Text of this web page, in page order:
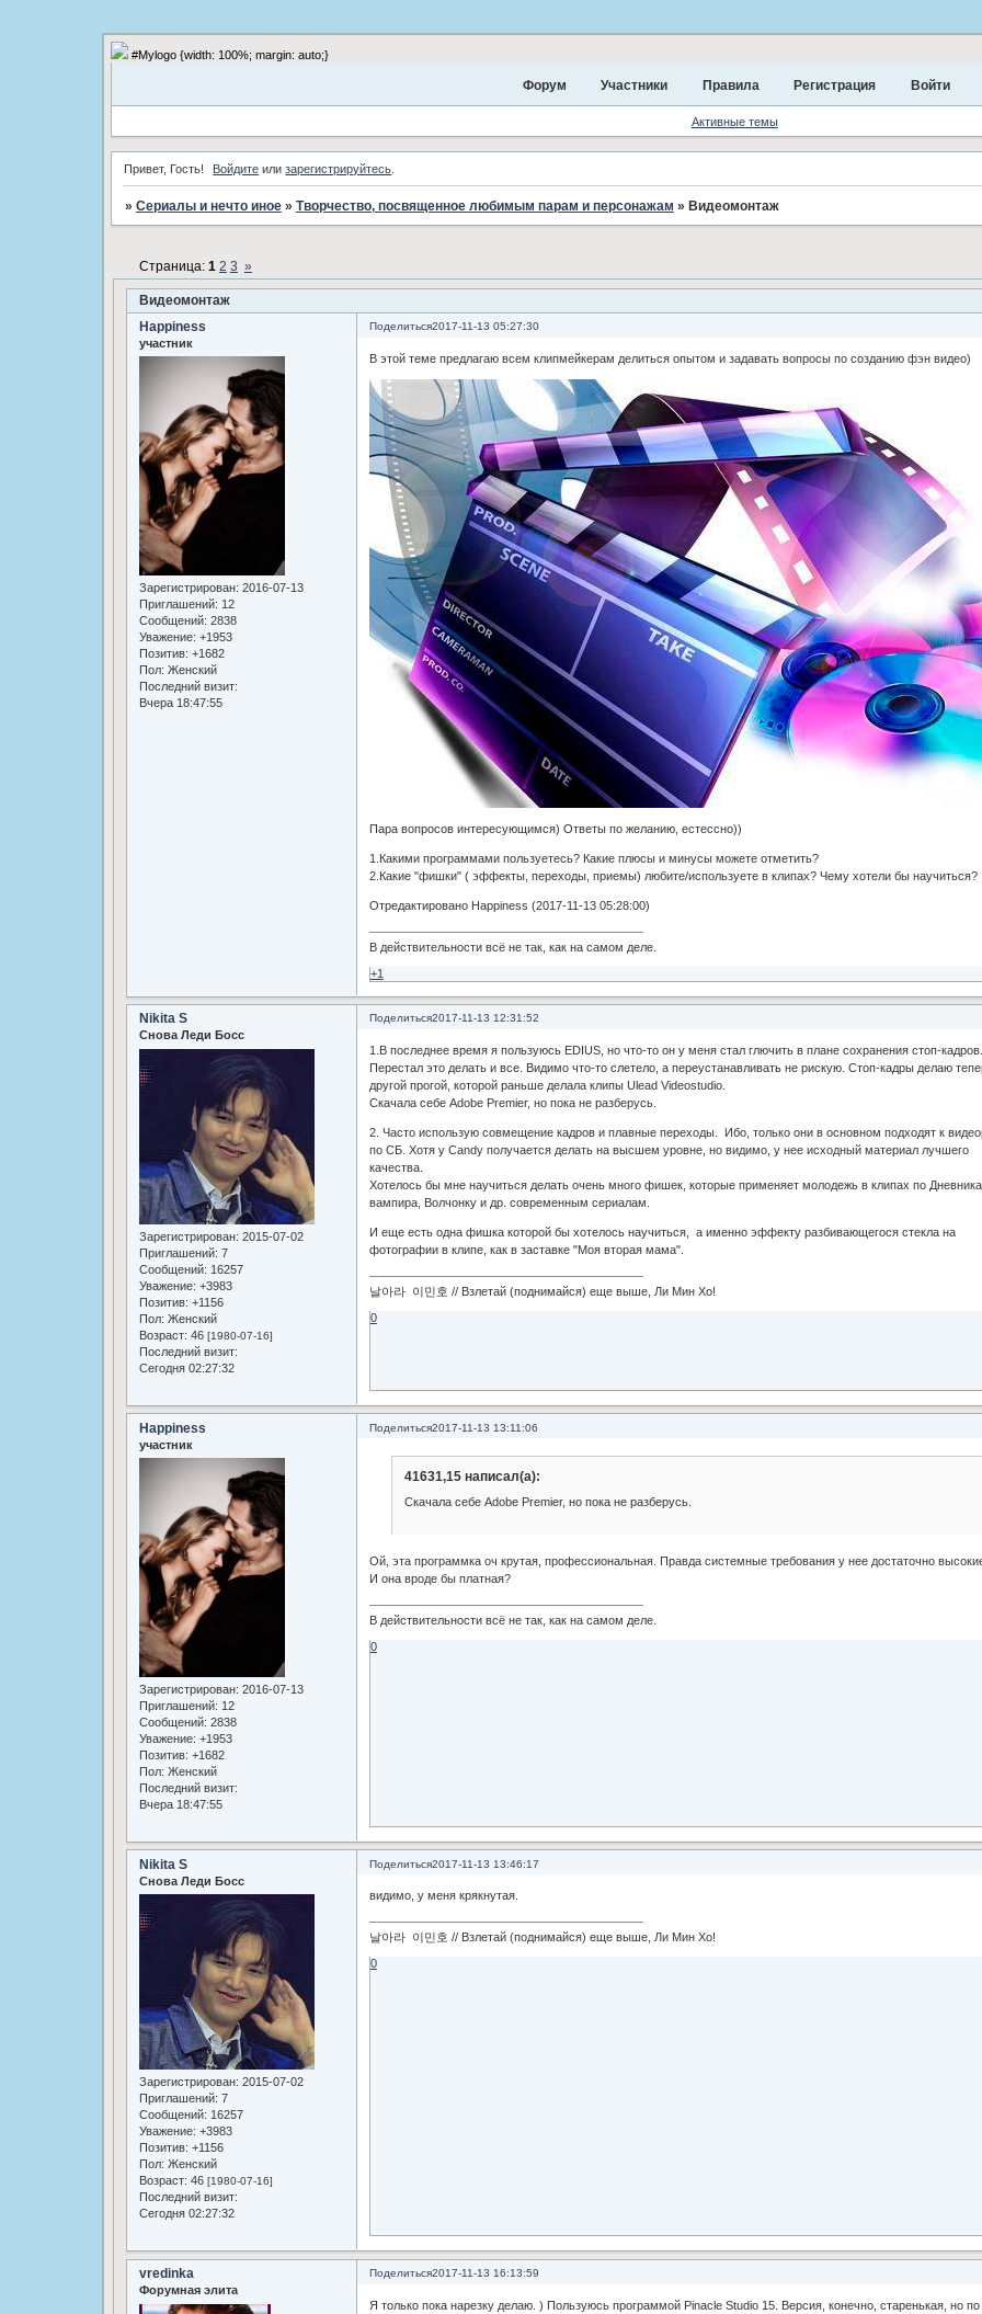
#Mylogo {width: 100%; margin: auto;}
Форум Участники Правила Регистрация Войти
Активные темы
Привет, Гость! Войдите илизарегистрируйтесь
» Сериалы и нечто иное » Творчество, посвященное любимым парам и персонажам » Видеомонтаж
Видеомонтаж
Страница: 1 2 3 »
Поделиться2017-11-13 05:27:30
Happiness
участник
Зарегистрирован: 2016-07-13
Приглашений: 12
Сообщений: 2838
Уважение: +1953
Позитив: +1682
Пол: Женский
Последний визит:
Вчера 18:47:55
В этой теме предлагаю всем клипмейкерам делиться опытом и задавать вопросы по созданию фэн видео)
Пара вопросов интересующимся) Ответы по желанию, естессно))
1.Какими программами пользуетесь? Какие плюсы и минусы можете отметить?
2.Какие "фишки" ( эффекты, переходы, приемы) любите/используете в клипах? Чему хотели бы научиться?
Отредактировано Happiness (2017-11-13 05:28:00)
В действительности всё не так, как на самом деле.
+1
Поделиться2017-11-13 12:31:52
Nikita S
Снова Леди Босс
Зарегистрирован: 2015-07-02
Приглашений: 7
Сообщений: 16257
Уважение: +3983
Позитив: +1156
Пол: Женский
Возраст: 46 [1980-07-16]
Последний визит:
Сегодня 02:27:32
1.В последнее время я пользуюсь EDIUS, но что-то он у меня стал глючить в плане сохранения стоп-кадров.
Перестал это делать и все. Видимо что-то слетело, а переустанавливать не рискую. Стоп-кадры делаю
другой прогой, которой раньше делала клипы Ulead Videostudio.
Скачала себе Adobe Premier, но пока не разберусь.
2. Часто использую совмещение кадров и плавные переходы. Ибо, только они в основном подходят к
по СБ. Хотя у Candy получается делать на высшем уровне, но видимо, у нее исходный материал лучшего
качества.
Хотелось бы мне научиться делать очень много фишек, которые применяет молодежь в клипах по
вампира, Волчонку и др. современным сериалам.
И еще есть одна фишка которой бы хотелось научиться, а именно эффекту разбивающегося стекла на
фотографии в клипе, как в заставке "Моя вторая мама".
날아라 이민호 // Взлетай (поднимайся) еще выше, Ли Мин Хо!
0
Поделиться2017-11-13 13:11:06
Happiness
участник
Зарегистрирован: 2016-07-13
Приглашений: 12
Сообщений: 2838
Уважение: +1953
Позитив: +1682
Пол: Женский
Последний визит:
Вчера 18:47:55
41631,15 написал(а):
Скачала себе Adobe Premier, но пока не разберусь.
Ой, эта программка оч крутая, профессиональная. Правда системные требования у нее достаточно
И она вроде бы платная?
В действительности всё не так, как на самом деле.
0
Поделиться2017-11-13 13:46:17
Nikita S
Снова Леди Босс
Зарегистрирован: 2015-07-02
Приглашений: 7
Сообщений: 16257
Уважение: +3983
Позитив: +1156
Пол: Женский
Возраст: 46 [1980-07-16]
Последний визит:
Сегодня 02:27:32
видимо, у меня крякнутая.
날아라 이민호 // Взлетай (поднимайся) еще выше, Ли Мин Хо!
0
Поделиться2017-11-13 16:13:59
vredinka
Форумная элита
Я только пока нарезку делаю. ) Пользуюсь программой Pinacle Studio 15. Версия, конечно, старенькая, но по